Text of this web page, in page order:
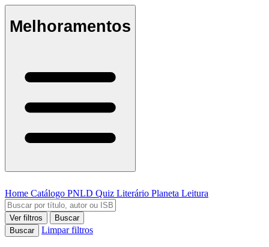
Melhoramentos
Home Catálogo PNLD Quiz Literário Planeta Leitura
Ver filtros
Buscar
Buscar
Limpar filtros